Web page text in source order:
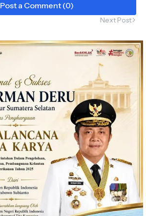
Post a Comment (0)
Next Post